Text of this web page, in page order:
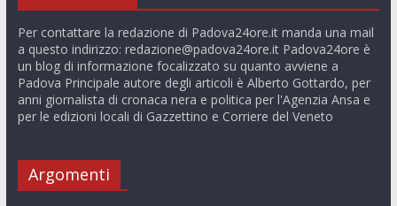
Per contattare la redazione di Padova24ore.it manda una mail
a questo indirizzo: redazione@padova24ore.itPadova24ore è
un blog di informazione focalizzato su quanto avviene a
Padova Principale autore degli articoli è Alberto Gottardo, per
anni giornalista di cronaca nera e politica per l'Agenzia Ansa e
per le edizioni locali di Gazzettino e Corriere del Veneto
Argomenti